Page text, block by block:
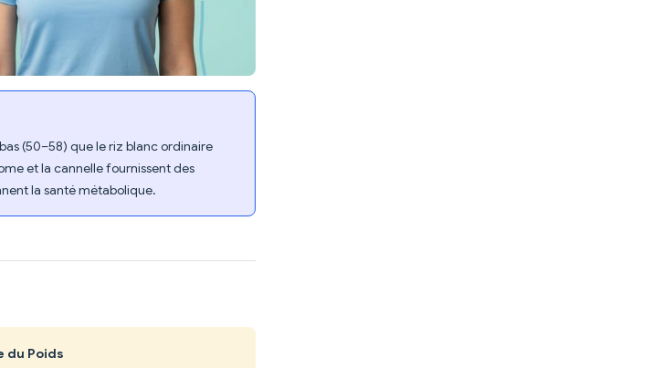
(50–58) que le riz blanc ordinaire
et la cannelle fournissent des
la santé métabolique.
du Poids